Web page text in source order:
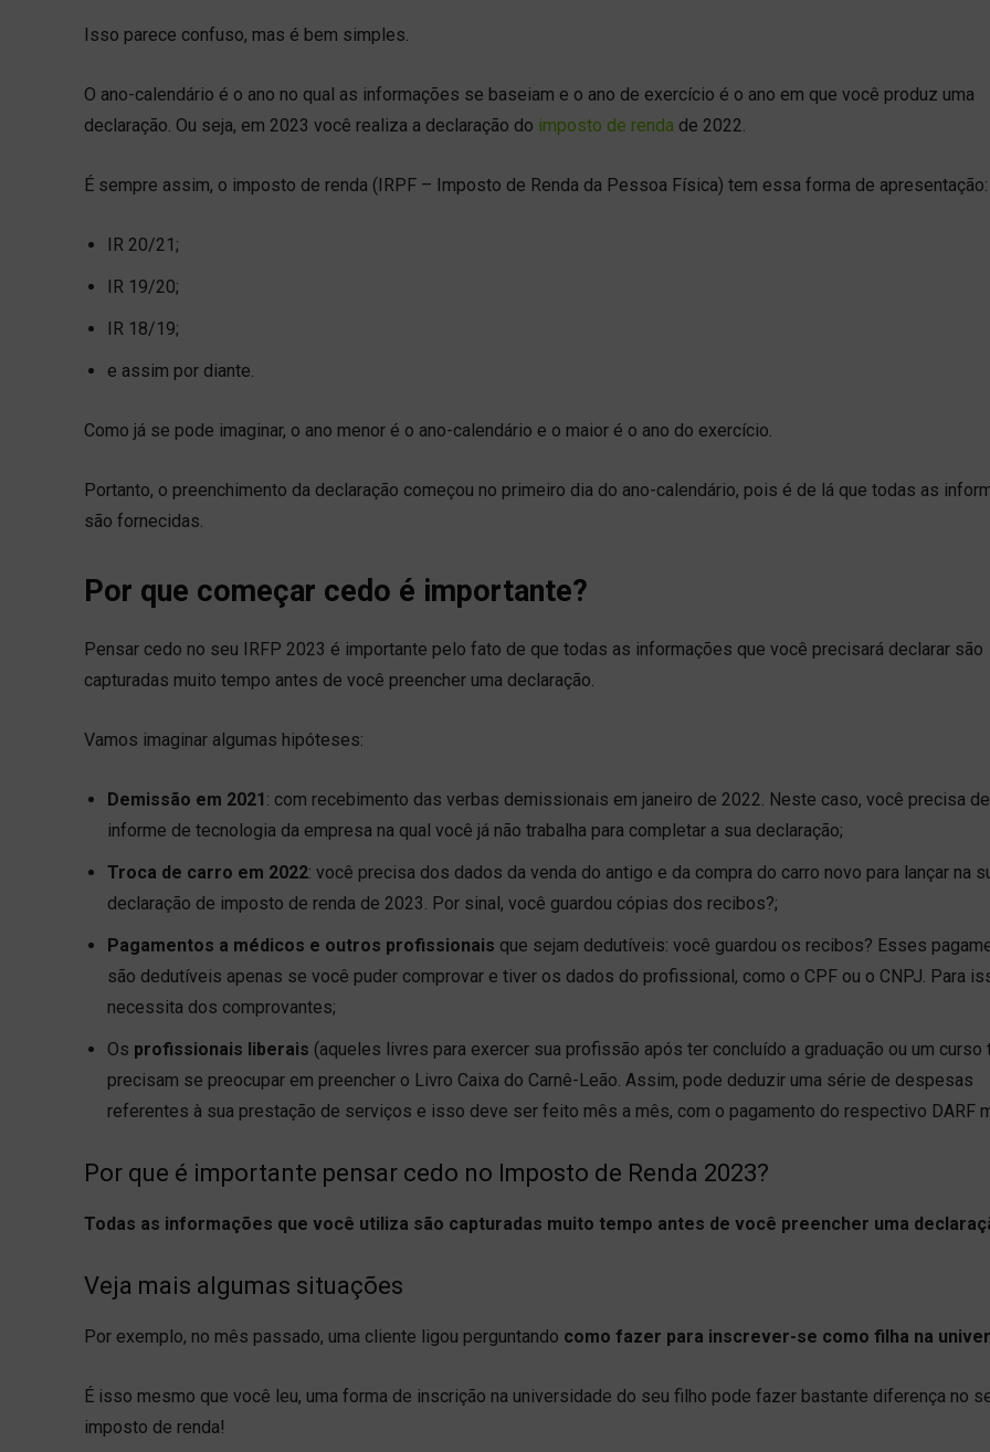
Isso parece confuso, mas é bem simples.
O ano-calendário é o ano no qual as informações se baseiam e o ano de exercício é o ano em que você produz uma
declaração. Ou seja, em 2023 você realiza a declaração do imposto de renda de 2022.
É sempre assim, o imposto de renda (IRPF – Imposto de Renda da Pessoa Física) tem essa forma de apresentação:
IR 20/21;
IR 19/20;
IR 18/19;
e assim por diante.
Como já se pode imaginar, o ano menor é o ano-calendário e o maior é o ano do exercício.
Portanto, o preenchimento da declaração começou no primeiro dia do ano-calendário, pois é de lá que todas as
são fornecidas.
Por que começar cedo é importante?
Pensar cedo no seu IRFP 2023 é importante pelo fato de que todas as informações que você precisará declarar são
capturadas muito tempo antes de você preencher uma declaração.
Vamos imaginar algumas hipóteses:
Demissão em 2021 : com recebimento das verbas demissionais em janeiro de 2022. Neste caso, você precisa
informe de tecnologia da empresa na qual você já não trabalha para completar a sua declaração;
Troca de carro em 2022: você precisa dos dados da venda do antigo e da compra do carro novo para lançar na
declaração de imposto de renda de 2023. Por sinal, você guardou cópias dos recibos?;
Pagamentos a médicos e outros profissionais que sejam dedutíveis: você guardou os recibos? Esses
são dedutíveis apenas se você puder comprovar e tiver os dados do profissional, como o CPF ou o CNPJ. Para
necessita dos comprovantes;
Os profissionais liberais (aqueles livres para exercer sua profissão após ter concluído a graduação ou um curso
precisam se preocupar em preencher o Livro Caixa do Carnê-Leão. Assim, pode deduzir uma série de despesas
referentes à sua prestação de serviços e isso deve ser feito mês a mês, com o pagamento do respectivo DARF
Por que é importante pensar cedo no Imposto de Renda 2023?
Todas as informações que você utiliza são capturadas muito tempo antes de você preencher uma
Veja mais algumas situações
Por exemplo, no mês passado, uma cliente ligou perguntando como fazer para inscrever-se como filha na
É isso mesmo que você leu, uma forma de inscrição na universidade do seu filho pode fazer bastante diferença no
imposto de renda!